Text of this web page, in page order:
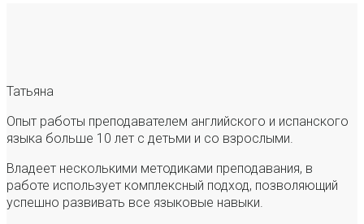
Татьяна
Опыт работы преподавателем английского и испанского
языка больше 10 лет с детьми и со взрослыми.
Владеет несколькими методиками преподавания, в
работе использует комплексный подход, позволяющий
успешно развивать все языковые навыки.